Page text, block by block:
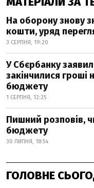
На оборону знову
кошти, уряд
3 СЕРПНЯ, 19:20
У Сбєрбанку
закінчилися гроші
бюджету
1 СЕРПНЯ, 12:25
Пишний розповів,
бюджету
30 ЛИПНЯ, 18:54
ГОЛОВНЕ